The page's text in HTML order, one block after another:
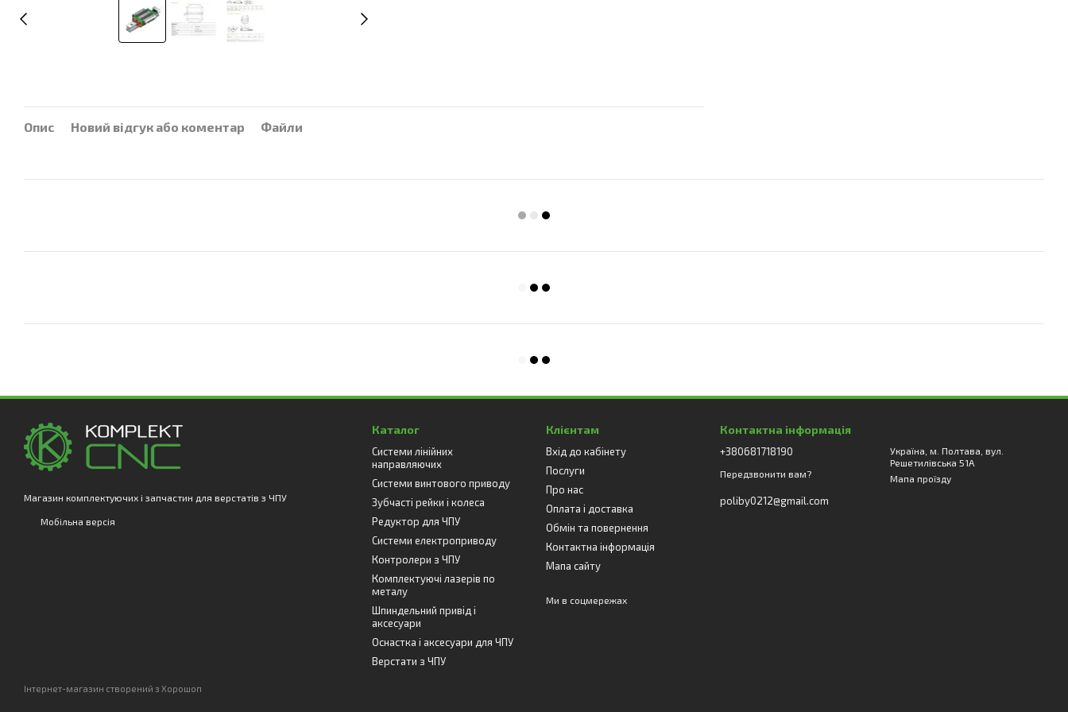
Опис Новий відгук або коментар Файли
Магазин комплектуючих і запчастин для верстатів з ЧПУ
Мобільна версія
Інтернет-магазин створений з Хорошоп
Каталог
Системи лінійних
направляючих
Системи винтового приводу
Зубчасті рейки і колеса
Редуктор для ЧПУ
Системи електроприводу
Контролери з ЧПУ
Комплектуючі лазерів по
металу
Шпиндельний привід і
аксесуари
Оснастка і аксесуари для ЧПУ
Верстати з ЧПУ
Клієнтам
Вхід до кабінету
Послуги
Про нас
Оплата і доставка
Обмін та повернення
Контактна інформація
Мапа сайту
Ми в соцмережах
Контактна інформація
+380681718190
Передзвонити вам?
poliby0212@gmail.com
Україна, м. Полтава, вул.
Решетилівська 51А
Мапа проїзду